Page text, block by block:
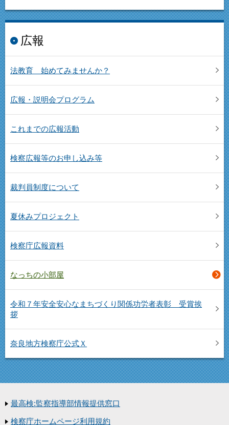
広報
法教育 始めてみませんか？
広報・説明会プログラム
これまでの広報活動
検察広報等のお申し込み等
裁判員制度について
夏休みプロジェクト
検察庁広報資料
なっちの小部屋
令和７年安全安心なまちづくり関係功労者表彰 受賞挨
拶
奈良地方検察庁公式Ｘ
最高検:監察指導部情報提供窓口
検察庁ホームページ利用規約